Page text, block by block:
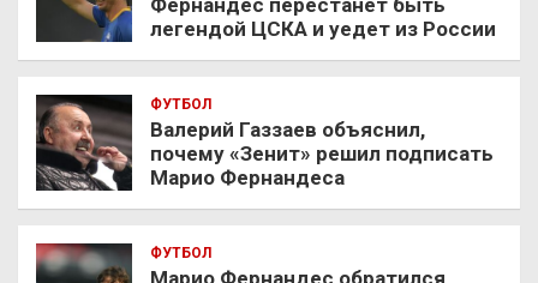
Фернандес перестанет быть
легендой ЦСКА и уедет из России
ФУТБОЛ
Валерий Газзаев объяснил,
почему «Зенит» решил подписать
Марио Фернандеса
ФУТБОЛ